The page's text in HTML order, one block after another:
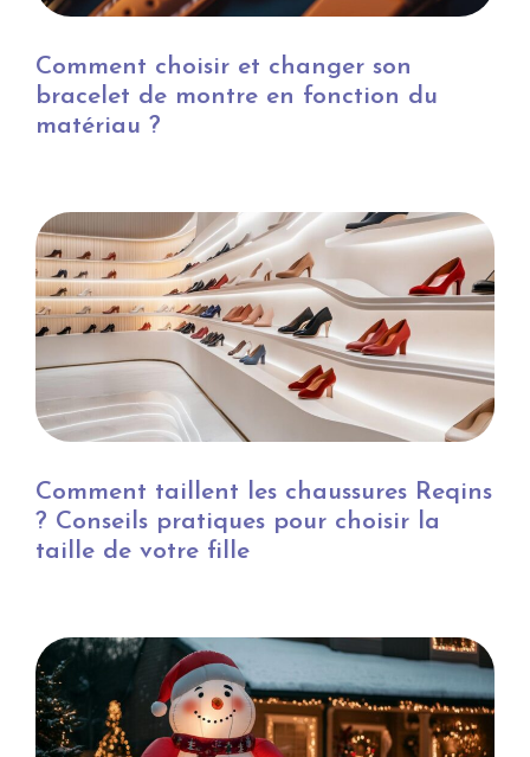
Comment choisir et changer son
bracelet de montre en fonction du
matériau ?
Comment taillent les chaussures Reqins
? Conseils pratiques pour choisir la
taille de votre fille